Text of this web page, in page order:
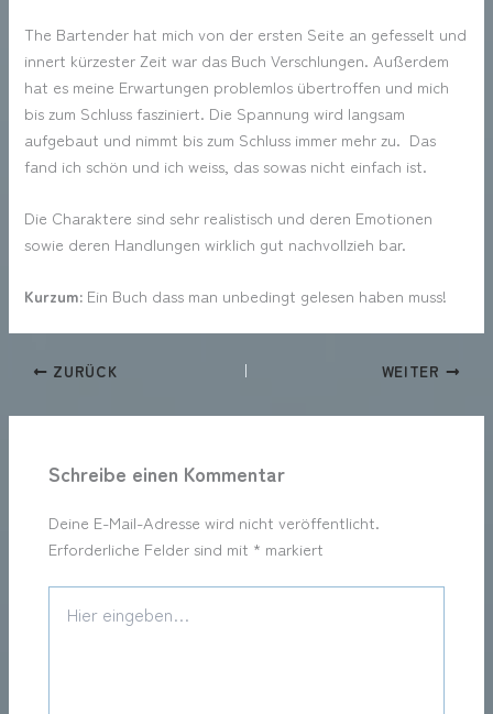
The Bartender hat mich von der ersten Seite an gefesselt und
innert kürzester Zeit war das Buch Verschlungen. Außerdem
hat es meine Erwartungen problemlos übertroffen und mich
bis zum Schluss fasziniert. Die Spannung wird langsam
aufgebaut und nimmt bis zum Schluss immer mehr zu. Das
fand ich schön und ich weiss, das sowas nicht einfach ist.
Die Charaktere sind sehr realistisch und deren Emotionen
sowie deren Handlungen wirklich gut nachvollzieh bar.
Kurzum: Ein Buch dass man unbedingt gelesen haben muss!
ZURÜCK WEITER
Schreibe einen Kommentar
Deine E-Mail-Adresse wird nicht veröffentlicht.
Erforderliche Felder sind mit * markiert
eingeben…